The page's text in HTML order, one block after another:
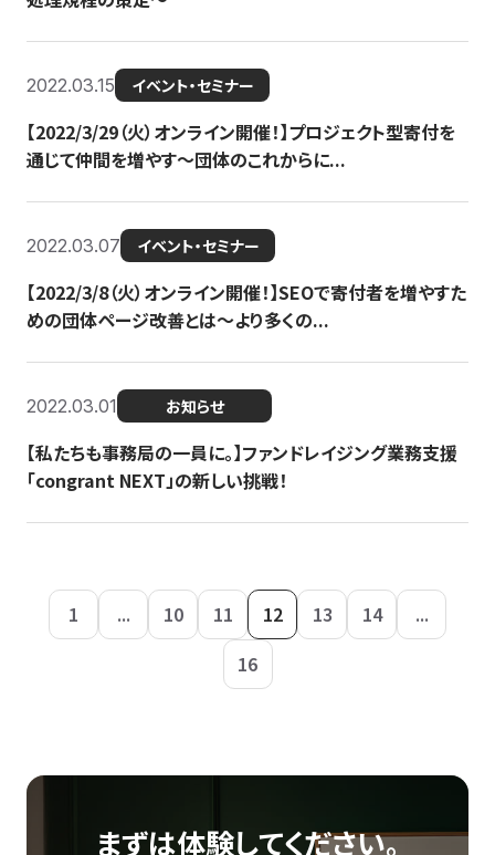
2022.03.15 イベント・セミナー
【2022/3/29（火）オンライン開催！】プロジェクト型寄付を
通じて仲間を増やす～団体のこれからに...
2022.03.07 イベント・セミナー
【2022/3/8（火）オンライン開催！】SEOで寄付者を増やすた
めの団体ページ改善とは～より多くの...
2022.03.01 お知らせ
【私たちも事務局の一員に。】ファンドレイジング業務支援
「congrant NEXT」の新しい挑戦！
1 ... 10 11 12 13 14
...
16
まずは体験してください。